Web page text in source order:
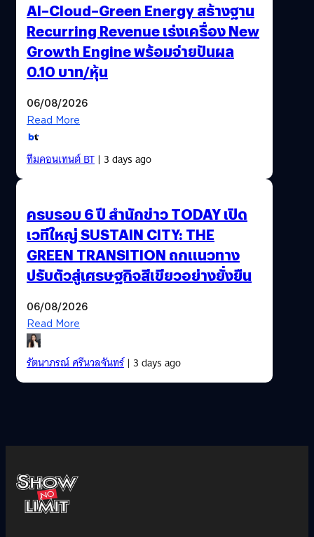
AI–Cloud–Green Energy สร้างฐาน
Recurring Revenue เร่งเครื่อง New
Growth Engine พร้อมจ่ายปันผล
0.10 บาท/หุ้น
06/08/2026
Read More
ทีมคอนเทนต์ BT| 3 days ago
ครบรอบ 6 ปี สำนักข่าว TODAY เปิด
เวทีใหญ่ SUSTAIN CITY: THE
GREEN TRANSITION ถกแนวทาง
ปรับตัวสู่เศรษฐกิจสีเขียวอย่างยั่งยืน
06/08/2026
Read More
รัตนาภรณ์ ศรีนวลจันทร์| 3 days ago